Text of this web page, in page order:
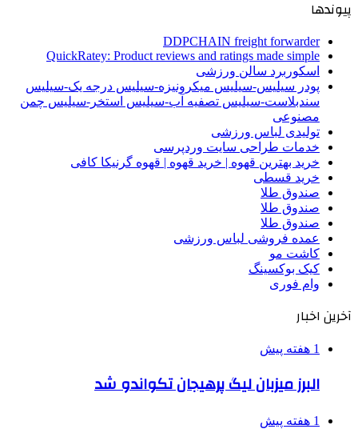
پیوندها
DDPCHAIN freight forwarder
QuickRatey: Product reviews and ratings made simple
اسکوربرد سالن ورزشی
پودر سیلیس-سیلیس میکرونیزه-سیلیس درجه یک-سیلیس
سندبلاست-سیلیس تصفیه آب-سیلیس استخر-سیلیس چمن
مصنوعی
تولیدی لباس ورزشی
خدمات طراحی سایت وردپرسی
خرید بهترین قهوه | خرید قهوه | قهوه گرنیکا کافی
خرید قسطی
صندوق طلا
صندوق طلا
صندوق طلا
عمده فروشی لباس ورزشی
کاشت مو
کیک بوکسینگ
وام فوری
آخرین اخبار
1 هفته پیش
البرز میزبان لیگ پرهیجان تکواندو شد
1 هفته پیش